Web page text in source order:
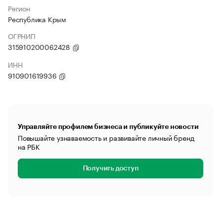
Регион
Республика Крым
ОГРНИП
315910200062428
ИНН
910901619936
Управляйте профилем бизнеса и публикуйте новости
Повышайте узнаваемость и развивайте личный бренд
на РБК
Получить доступ